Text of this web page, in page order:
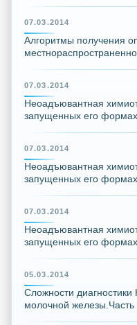
07.03.2014
Алгоритмы получения
07.03.2014
Неоадъювантная
запущенных его
07.03.2014
Неоадъювантная
запущенных его
07.03.2014
Неоадъювантная
запущенных его
05.03.2014
Сложности диагностики
молочной железы.Часть